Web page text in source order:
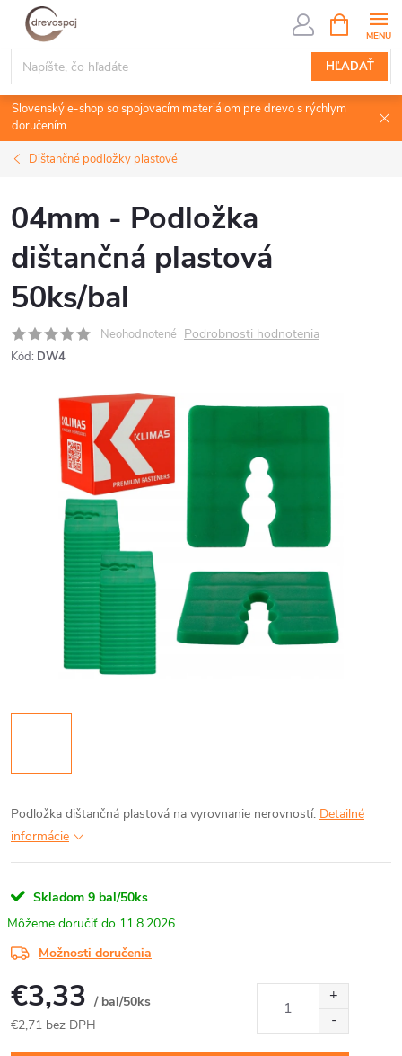
Prejsť
obsah
HĽADAŤ
KOŠÍK
Slovenský e-shop so spojovacím materiálom pre drevo s rýchlym
doručením
Dištančné podložky plastové
04mm - Podložka
dištančná plastová
50ks/bal
Neohodnotené Podrobnosti hodnotenia
Kód: DW4
Podložka dištančná plastová na vyrovnanie nerovností. Detailné
informácie
Skladom 9 bal/50ks
11.8.2026
Možnosti doručenia
€3,33 / bal/50ks
€2,71 bez DPH